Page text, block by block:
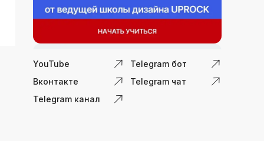
YouTube
Telegram бот
Вконтакте
Telegram чат
Telegram канал